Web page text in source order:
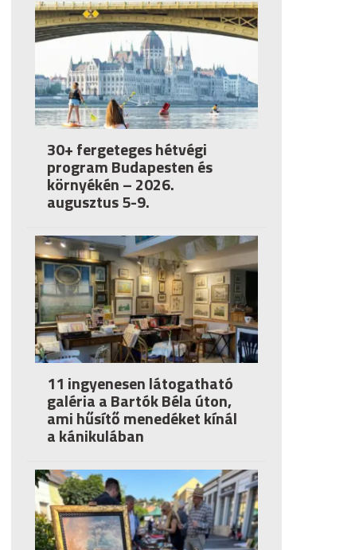
30+ fergeteges hétvégi
program Budapesten és
környékén – 2026.
augusztus 5-9.
11 ingyenesen látogatható
galéria a Bartók Béla úton,
ami hűsítő menedéket kínál
a kánikulában